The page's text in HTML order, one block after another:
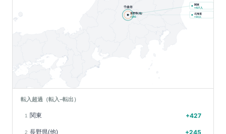
長野県(他)
+245
千曲市
関東
+427人
北海道
+10人
転入超過（転入−転出）
1 関東 +427
2 長野県(他) +245